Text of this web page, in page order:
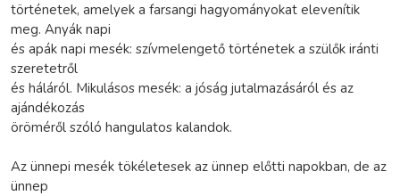
történetek, amelyek a farsangi hagyományokat elevenítik
meg. Anyák napi
és apák napi mesék: szívmelengető történetek a szülők iránti
szeretetről
és háláról. Mikulásos mesék: a jóság jutalmazásáról és az
ajándékozás
öröméről szóló hangulatos kalandok.
Az ünnepi mesék tökéletesek az ünnep előtti napokban, de az
ünnep